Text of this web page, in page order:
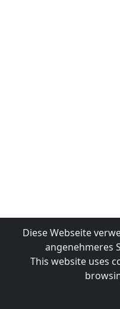
Diese Webseite
angenehmeres
This website uses